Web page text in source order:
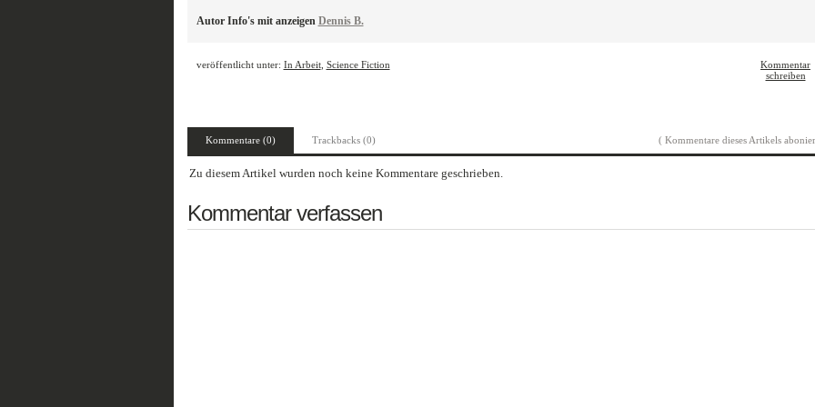
Autor Info's mit anzeigen Dennis B.
veröffentlicht unter: In Arbeit, Science Fiction
Kommentar
schreiben
Kommentare (0) Trackbacks (0) ( Kommentare dieses Artikels
Zu diesem Artikel wurden noch keine Kommentare geschrieben.
Kommentar verfassen